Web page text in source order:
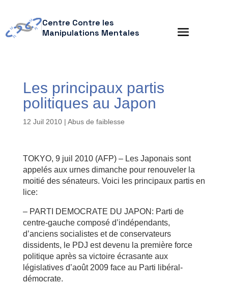
Centre Contre les
Manipulations Mentales
Les principaux partis
politiques au Japon
12 Juil 2010| Abus de faiblesse
TOKYO, 9 juil 2010 (AFP) – Les Japonais sont
appelés aux urnes dimanche pour renouveler la
moitié des sénateurs. Voici les principaux partis en
lice:
– PARTI DEMOCRATE DU JAPON: Parti de
centre-gauche composé d’indépendants,
d’anciens socialistes et de conservateurs
dissidents, le PDJ est devenu la première force
politique après sa victoire écrasante aux
législatives d’août 2009 face au Parti libéral-
démocrate.